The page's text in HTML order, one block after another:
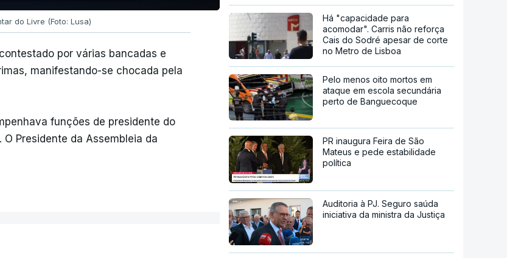
do Livre (Foto: Lusa)
por várias bancadas e
manifestando-se chocada pela
funções de presidente do
Presidente da Assembleia da
Há "capacidade para
acomodar". Carris não reforça
Cais do Sodré apesar de corte
no Metro de Lisboa
Pelo menos oito mortos em
ataque em escola secundária
perto de Banguecoque
PR inaugura Feira de São
Mateus e pede estabilidade
política
Auditoria à PJ. Seguro saúda
iniciativa da ministra da Justiça